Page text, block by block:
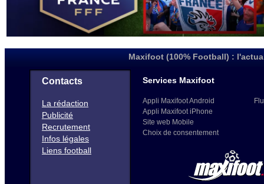
Maxifoot (100% Football) :
Contacts
La rédaction
Publicité
Recrutement
Infos légales
Liens football
Services Maxifoot
Appli Maxifoot Android
Appli Maxifoot iPhone
Site web Mobile
Choix de consentement